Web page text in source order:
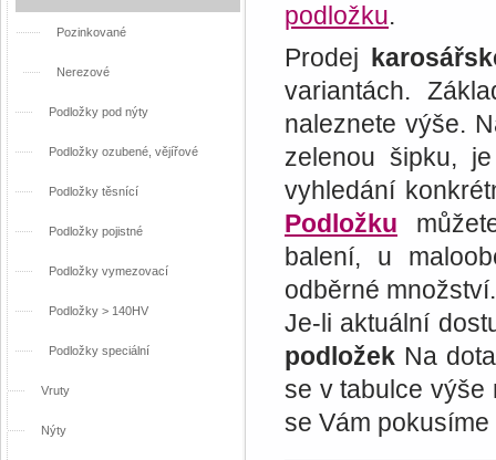
podložku.
Prodej
variantách.
naleznete výše.
zelenou šipku,
vyhledání
Podložku
balení, u
odběrné množství.
Je-li aktuální
podložek Na
se v tabulce výše
se Vám
Pozinkované
Nerezové
Podložky pod nýty
Podložky ozubené, vějířové
Podložky těsnící
Podložky pojistné
Podložky vymezovací
Podložky > 140HV
Podložky speciální
Vruty
Nýty